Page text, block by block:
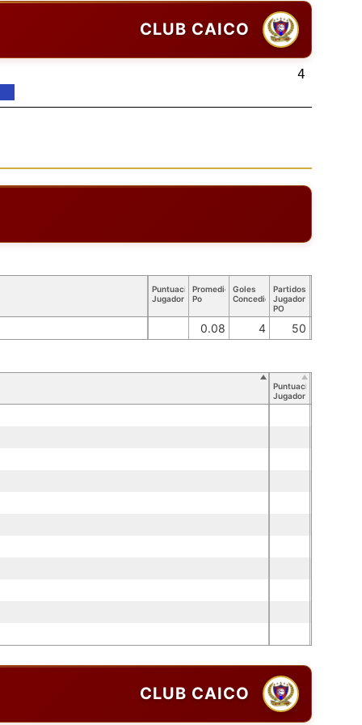
CLUB CAICO
4
Puntuación
Jugador
Promedio
Po
Goles
Concedidos
Partidos
Jugador
PO
0.08 4 50
Puntuación
Jugador
CLUB CAICO